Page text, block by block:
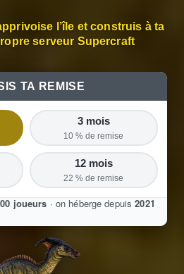
l’île et construis à ta
serveur Supercraft
TA REMISE
3 mois
10 % de remise
12 mois
22 % de remise
joueurs · on héberge depuis2021